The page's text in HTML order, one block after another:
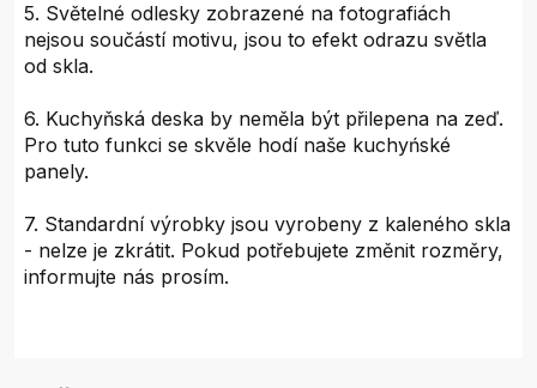
5. Světelné odlesky zobrazené na fotografiách
nejsou součástí motivu, jsou to efekt odrazu světla
od skla.
6. Kuchyňská deska by neměla být přilepena na zeď.
Pro tuto funkci se skvěle hodí naše kuchyńské
panely.
7. Standardní výrobky jsou vyrobeny z kaleného skla
- nelze je zkrátit. Pokud potřebujete změnit rozměry,
informujte nás prosím.